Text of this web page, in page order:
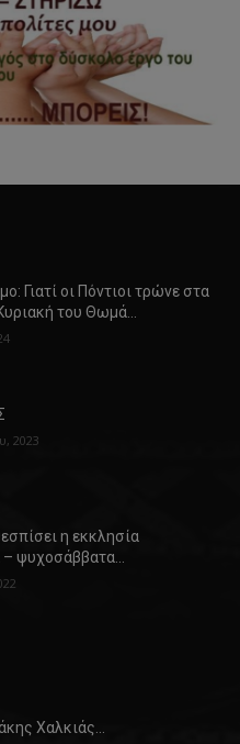
Γιατί οι Πόντιοι τρώνε στα
του Θωμά…
2023
η εκκλησία
– ψυχοσάββατα…
Χαλκιάς…